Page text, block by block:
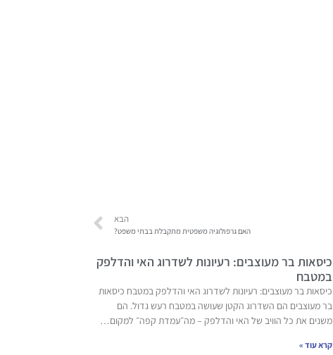
הבא
האם גרפולוגיה משפטית מתקבלת בבתי משפט?
כיסאות בר מעוצבים: רעיונות לשדרוג האי והדלפק
במטבח
כיסאות בר מעוצבים: רעיונות לשדרוג האי והדלפק במטבח כיסאות
בר מעוצבים הם השדרוג הקטן שעושה במטבח רעש גדול. הם
משנים את כל הוויב של האי והדלפק – מה״עמדת קפה״ למקום…
קרא עוד »